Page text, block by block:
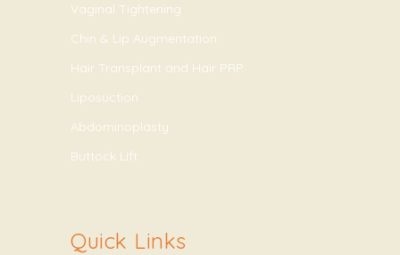
Vaginal Tightening
Chin & Lip Augmentation
Hair Transplant and Hair PRP
Liposuction
Abdominoplasty
Buttock Lift
Quick Links